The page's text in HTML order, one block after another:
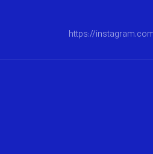
https://